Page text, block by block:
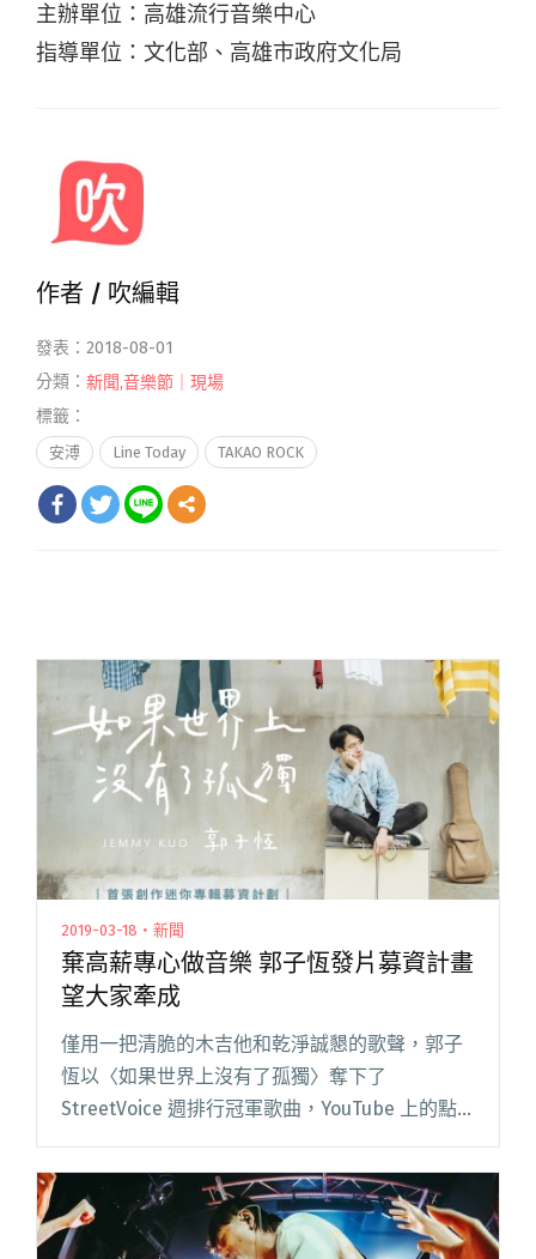
主辦單位：高雄流行音樂中心
指導單位：文化部、高雄市政府文化局
作者 / 吹編輯
發表：2018-08-01
分類： 新聞,音樂節｜現場
標籤：
安溥 Line Today TAKAO ROCK
2019-03-18・新聞
棄高薪專心做音樂 郭子恆發片募資計畫
望大家牽成
僅用一把清脆的木吉他和乾淨誠懇的歌聲，郭子
恆以〈如果世界上沒有了孤獨〉奪下了
StreetVoice 週排行冠軍歌曲，YouTube 上的點
擊次數也突破二十萬次，更有許多網友紛紛留言
表示這首歌完美詮釋了他們邊緣人的孤獨心聲，
把一個人的感覺唱閱讀全文 "棄高薪專心做音樂
郭子恆發片募資計畫望大家牽成"